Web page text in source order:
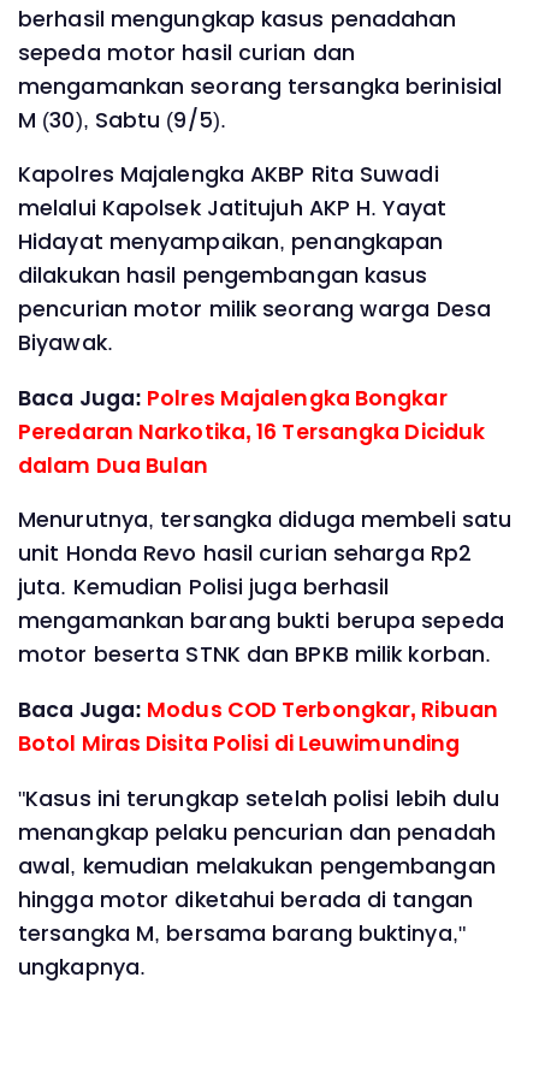
berhasil mengungkap kasus penadahan
sepeda motor hasil curian dan
mengamankan seorang tersangka berinisial
M (30), Sabtu (9/5).
Kapolres Majalengka AKBP Rita Suwadi
melalui Kapolsek Jatitujuh AKP H. Yayat
Hidayat menyampaikan, penangkapan
dilakukan hasil pengembangan kasus
pencurian motor milik seorang warga Desa
Biyawak.
Baca Juga: Polres Majalengka Bongkar
Peredaran Narkotika, 16 Tersangka Diciduk
dalam Dua Bulan
Menurutnya, tersangka diduga membeli satu
unit Honda Revo hasil curian seharga Rp2
juta. Kemudian Polisi juga berhasil
mengamankan barang bukti berupa sepeda
motor beserta STNK dan BPKB milik korban.
Baca Juga: Modus COD Terbongkar, Ribuan
Botol Miras Disita Polisi di Leuwimunding
"Kasus ini terungkap setelah polisi lebih dulu
menangkap pelaku pencurian dan penadah
awal, kemudian melakukan pengembangan
hingga motor diketahui berada di tangan
tersangka M, bersama barang buktinya,"
ungkapnya.